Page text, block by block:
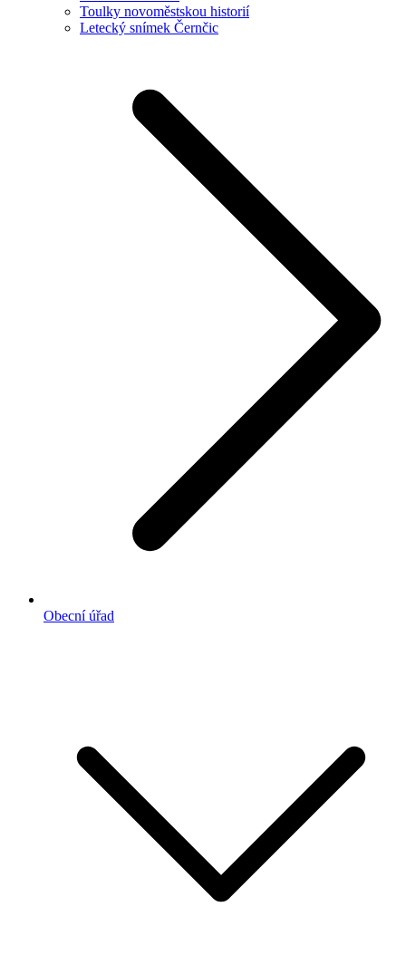
Toulky novoměstskou historií
Letecký snímek Černčic
Obecní úřad